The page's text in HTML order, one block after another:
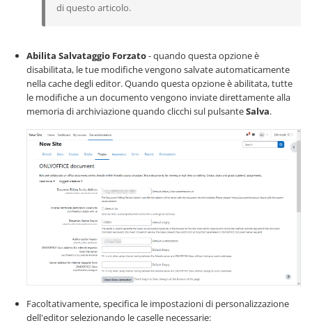
di questo articolo.
Abilita Salvataggio Forzato- quando questa opzione è
disabilitata, le tue modifiche vengono salvate automaticamente
nella cache degli editor. Quando questa opzione è abilitata, tutte
le modifiche a un documento vengono inviate direttamente alla
memoria di archiviazione quando clicchi sul pulsanteSalva.
Facoltativamente, specifica le impostazioni di personalizzazione
dell'editor selezionando le caselle necessarie: